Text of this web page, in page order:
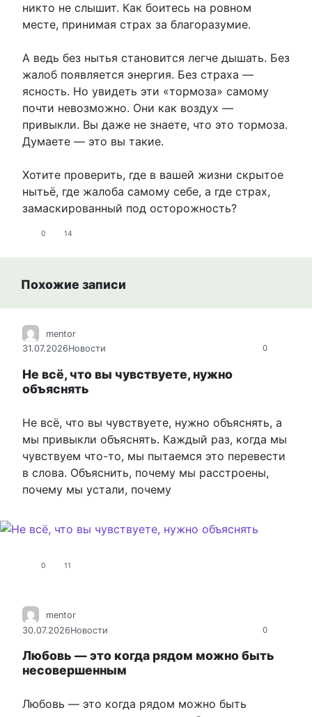
никто не слышит. Как боитесь на ровном
месте, принимая страх за благоразумие.
А ведь без нытья становится легче дышать. Без
жалоб появляется энергия. Без страха —
ясность. Но увидеть эти «тормоза» самому
почти невозможно. Они как воздух —
привыкли. Вы даже не знаете, что это тормоза.
Думаете — это вы такие.
Хотите проверить, где в вашей жизни скрытое
нытьё, где жалоба самому себе, а где страх,
замаскированный под осторожность?
0 14
Похожие записи
0
mentor
31.07.2026Новости
Не всё, что вы чувствуете, нужно
объяснять
Не всё, что вы чувствуете, нужно объяснять, а
мы привыкли объяснять. Каждый раз, когда мы
чувствуем что-то, мы пытаемся это перевести
в слова. Объяснить, почему мы расстроены,
почему мы устали, почему
0 11
0
mentor
30.07.2026Новости
Любовь — это когда рядом можно быть
несовершенным
Любовь — это когда рядом можно быть